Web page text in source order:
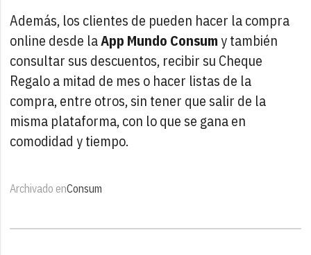
Además, los clientes de pueden hacer la compra
online desde laApp Mundo Consumy también
consultar sus descuentos, recibir su Cheque
Regalo a mitad de mes o hacer listas de la
compra, entre otros, sin tener que salir de la
misma plataforma, con lo que se gana en
comodidad y tiempo.
Archivado enConsum